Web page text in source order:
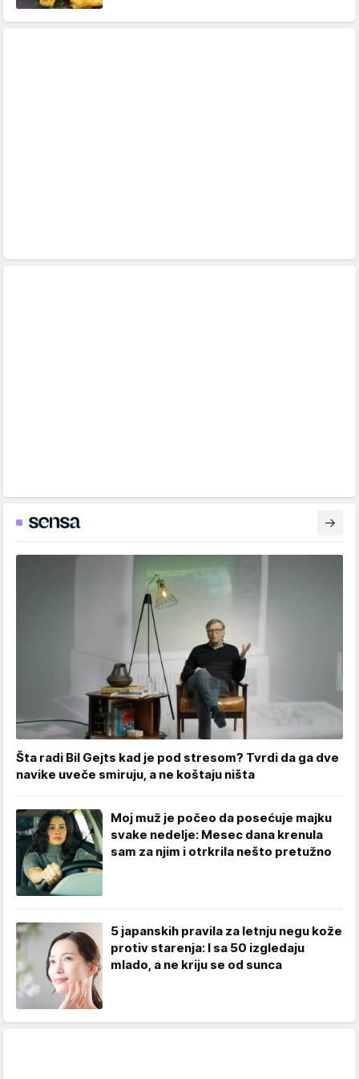
Šta radi Bil Gejts kad je pod stresom? Tvrdi da ga dve
navike uveče smiruju, a ne koštaju ništa
Moj muž je počeo da posećuje majku
svake nedelje: Mesec dana krenula
sam za njim i otrkrila nešto pretužno
5 japanskih pravila za letnju negu kože
protiv starenja: I sa 50 izgledaju
mlado, a ne kriju se od sunca